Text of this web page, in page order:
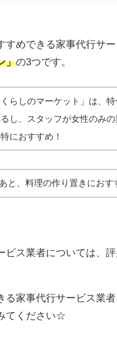
すめできる家事代行サ
」の3つです。
らしのマーケット」は、 特
し、スタッフが女性のみ
におすすめ！
あと、料理の作り置きにお
ビス業者については、
る家事代行サービス業
てください☆